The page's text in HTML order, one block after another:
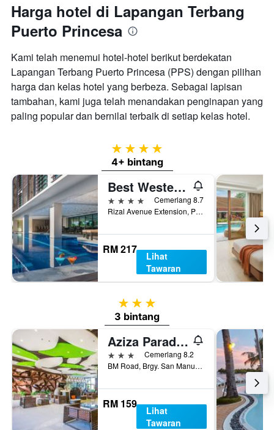
Harga hotel di Lapangan Terbang
Puerto Princesa
Kami telah menemui hotel-hotel berikut berdekatan
Lapangan Terbang Puerto Princesa (PPS) dengan pilihan
harga dan kelas hotel yang berbeza. Sebagai lapisan
tambahan, kami juga telah menandakan penginapan yang
paling popular dan bernilai terbaik di setiap kelas hotel.
4 bintang
4+ bintang
Best Western Plus The Ivywall Hotel - Palawan
4 bintang
Cemerlang 8.7
Rizal Avenue Extension, Puerto Princesa, Filipina
RM 217
Lihat
Tawaran
3 bintang
3 bintang
Aziza Paradise Hotel
3 bintangCemerlang 8.2
BM Road, Brgy. San Manuel, Puerto Princesa, Filipina
RM 159
Lihat
Tawaran